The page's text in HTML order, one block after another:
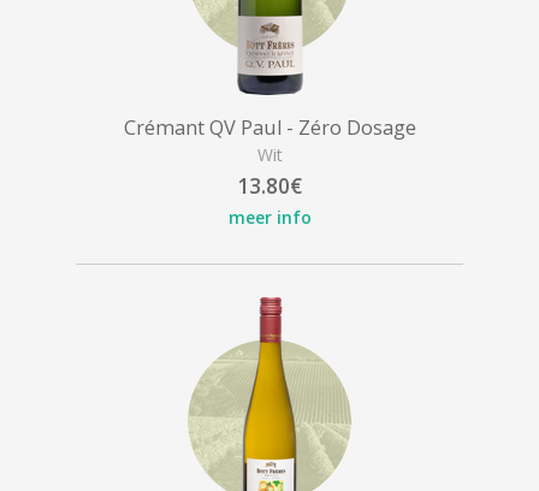
Crémant QV Paul - Zéro Dosage
Wit
13.80€
meer info